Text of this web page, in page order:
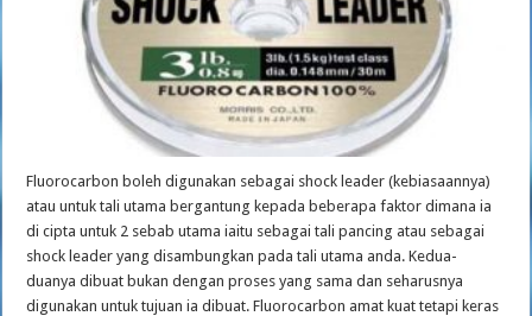
Fluorocarbon boleh digunakan sebagai shock leader (kebiasaannya)
atau untuk tali utama bergantung kepada beberapa faktor dimana ia
di cipta untuk 2 sebab utama iaitu sebagai tali pancing atau sebagai
shock leader yang disambungkan pada tali utama anda. Kedua-
duanya dibuat bukan dengan proses yang sama dan seharusnya
digunakan untuk tujuan ia dibuat. Fluorocarbon amat kuat tetapi keras